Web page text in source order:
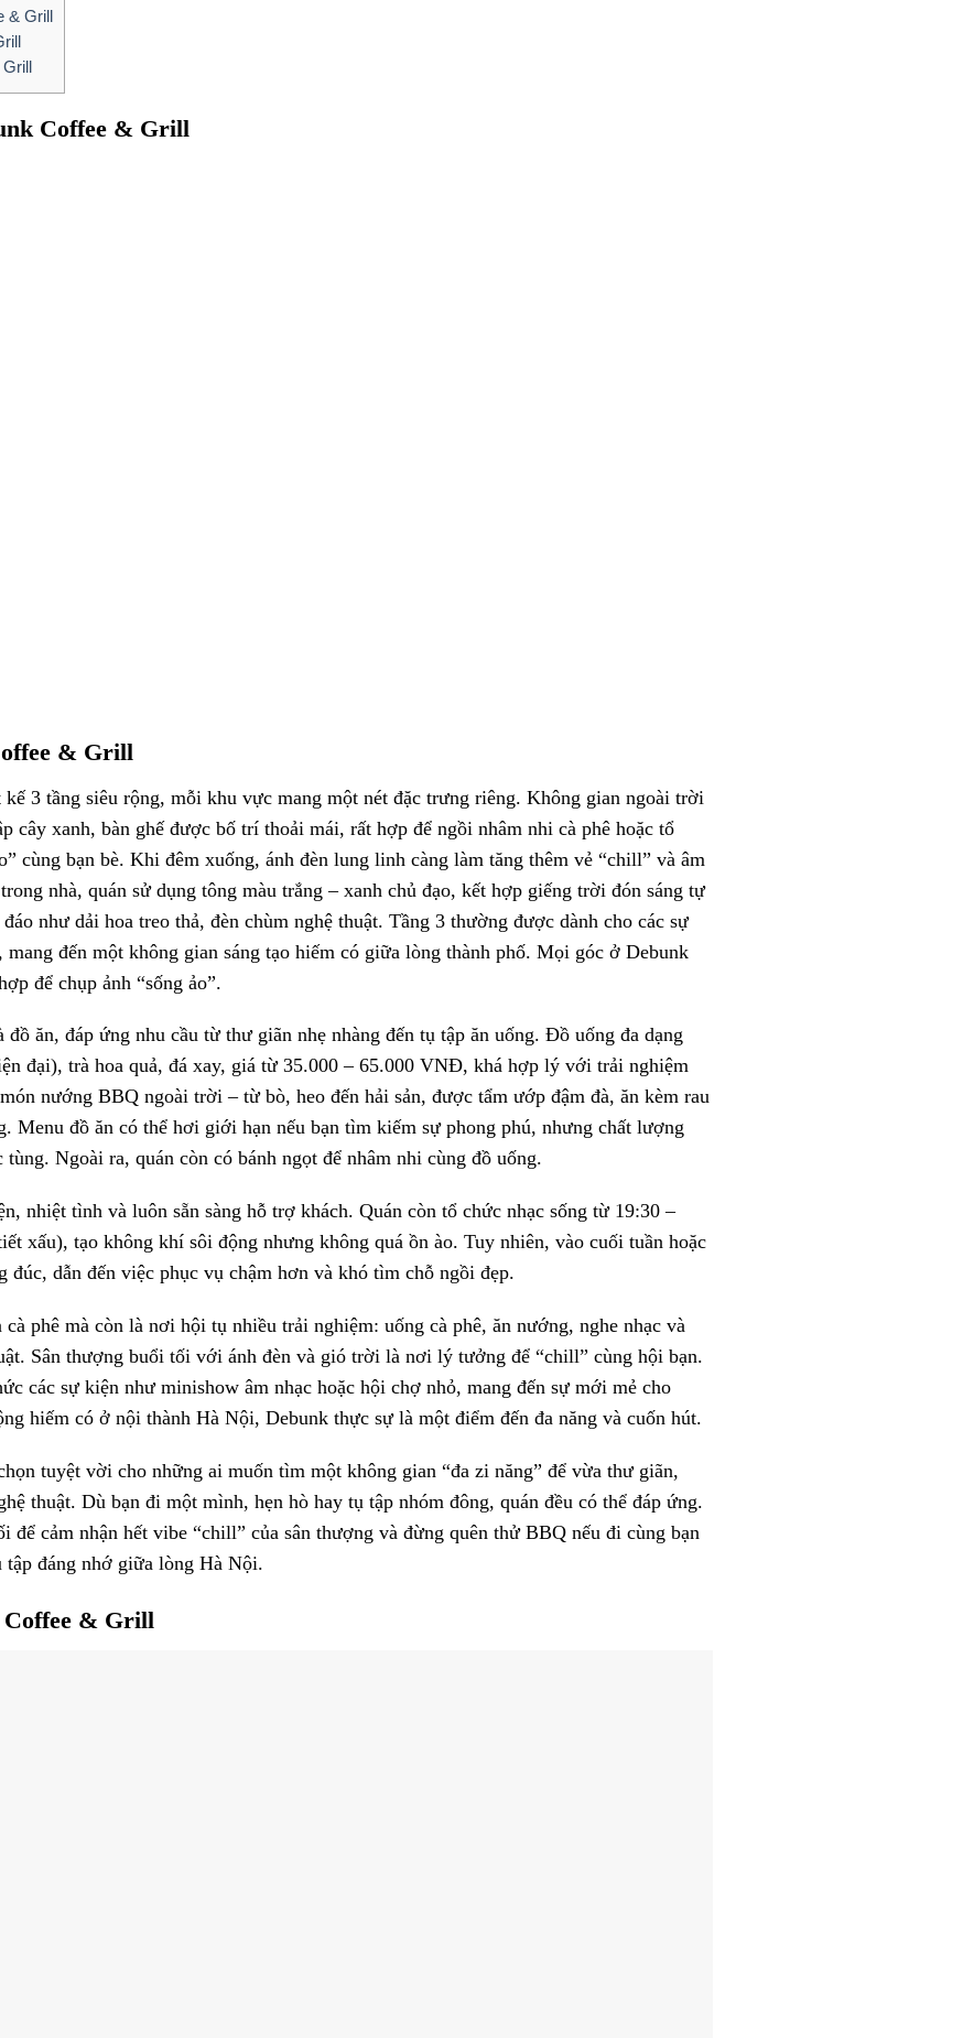
Grill
Coffee & Grill
& Grill
3 tầng siêu rộng, mỗi khu vực mang một nét đặc trưng riêng. Không gian ngoài trời
cây xanh, bàn ghế được bố trí thoải mái, rất hợp để ngồi nhâm nhi cà phê hoặc tổ
cùng bạn bè. Khi đêm xuống, ánh đèn lung linh càng làm tăng thêm vẻ “chill” và âm
nhà, quán sử dụng tông màu trắng – xanh chủ đạo, kết hợp giếng trời đón sáng tự
như dải hoa treo thả, đèn chùm nghệ thuật. Tầng 3 thường được dành cho các sự
đến một không gian sáng tạo hiếm có giữa lòng thành phố. Mọi góc ở Debunk
để chụp ảnh “sống ảo”.
ăn, đáp ứng nhu cầu từ thư giãn nhẹ nhàng đến tụ tập ăn uống. Đồ uống đa dạng
đại), trà hoa quả, đá xay, giá từ 35.000 – 65.000 VNĐ, khá hợp lý với trải nghiệm
nướng BBQ ngoài trời – từ bò, heo đến hải sản, được tẩm ướp đậm đà, ăn kèm rau
Menu đồ ăn có thể hơi giới hạn nếu bạn tìm kiếm sự phong phú, nhưng chất lượng
Ngoài ra, quán còn có bánh ngọt để nhâm nhi cùng đồ uống.
nhiệt tình và luôn sẵn sàng hỗ trợ khách. Quán còn tổ chức nhạc sống từ 19:30 –
xấu), tạo không khí sôi động nhưng không quá ồn ào. Tuy nhiên, vào cuối tuần hoặc
đúc, dẫn đến việc phục vụ chậm hơn và khó tìm chỗ ngồi đẹp.
phê mà còn là nơi hội tụ nhiều trải nghiệm: uống cà phê, ăn nướng, nghe nhạc và
Sân thượng buổi tối với ánh đèn và gió trời là nơi lý tưởng để “chill” cùng hội bạn.
các sự kiện như minishow âm nhạc hoặc hội chợ nhỏ, mang đến sự mới mẻ cho
hiếm có ở nội thành Hà Nội, Debunk thực sự là một điểm đến đa năng và cuốn hút.
tuyệt vời cho những ai muốn tìm một không gian “đa zi năng” để vừa thư giãn,
thuật. Dù bạn đi một mình, hẹn hò hay tụ tập nhóm đông, quán đều có thể đáp ứng.
để cảm nhận hết vibe “chill” của sân thượng và đừng quên thử BBQ nếu đi cùng bạn
tập đáng nhớ giữa lòng Hà Nội.
Coffee & Grill